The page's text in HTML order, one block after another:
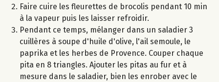
Faire cuire les fleurettes de brocolis pendant 10 min
à la vapeur puis les laisser refroidir.
Pendant ce temps, mélanger dans un saladier 3
cuillères à soupe d'huile d'olive, l'ail semoule, le
paprika et les herbes de Provence. Couper chaque
pita en 8 triangles. Ajouter les pitas au fur et à
mesure dans le saladier, bien les enrober avec le